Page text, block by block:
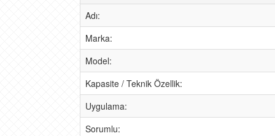
Adı:
Marka:
Model:
Kapasite / Teknik Özellik:
Uygulama:
Sorumlu: